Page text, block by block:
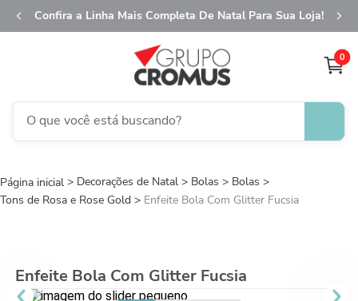
Confira a Linha Mais Completa De Natal Para Sua Loja!
0
O que você está buscando?
Decorações de Natal Bolas
Bolas
Tons de Rosa e Rose Gold
Enfeite Bola Com Glitter Fucsia
Enfeite Bola Com Glitter Fucsia
1º
fita aramada
5º